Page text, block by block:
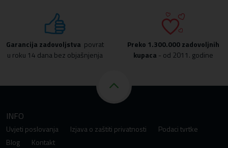
Garancija zadovoljstva povrat
u roku 14 dana bez objašnjenja
Preko 1.300.000 zadovoljnih
kupaca - od 2011. godine
INFO
Uvjeti poslovanja Izjava o zaštiti privatnosti
Podaci tvrtke
Blog
Kontakt